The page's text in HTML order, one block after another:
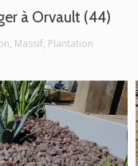
à Orvault (44)
, Massif, Plantation